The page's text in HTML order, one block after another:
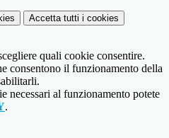
Accetta tutti i cookies
quali cookie consentire.
consentono il funzionamento della
necessari al funzionamento potete
.